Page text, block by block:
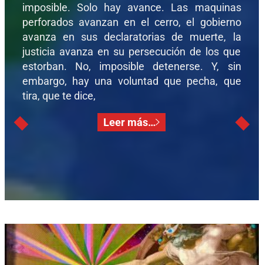
imposible. Solo hay avance. Las maquinas
perforados avanzan en el cerro, el gobierno
avanza en sus declaratorias de muerte, la
justicia avanza en su persecución de los que
estorban. No, imposible detenerse. Y, sin
embargo, hay una voluntad que pecha, que
tira, que te dice,
Leer más…